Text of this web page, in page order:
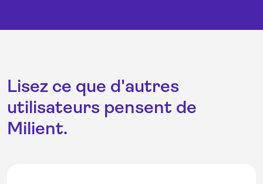
Lisez ce que d'autres
utilisateurs pensent de
Milient.